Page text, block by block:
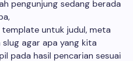
pengunjung sedang berada
template untuk judul, meta
slug agar apa yang kita
pada hasil pencarian sesuai